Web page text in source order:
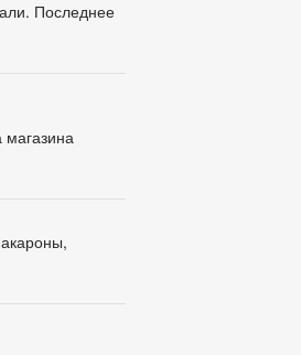
Последнее
магазина